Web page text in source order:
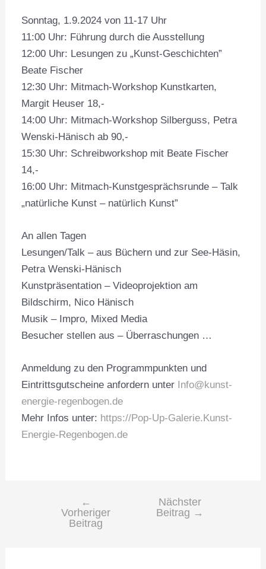
Sonntag, 1.9.2024 von 11-17 Uhr
11:00 Uhr: Führung durch die Ausstellung
12:00 Uhr: Lesungen zu „Kunst-Geschichten”
Beate Fischer
12:30 Uhr: Mitmach-Workshop Kunstkarten,
Margit Heuser 18,-
14:00 Uhr: Mitmach-Workshop Silberguss, Petra
Wenski-Hänisch ab 90,-
15:30 Uhr: Schreibworkshop mit Beate Fischer
14,-
16:00 Uhr: Mitmach-Kunstgesprächsrunde – Talk
„natürliche Kunst – natürlich Kunst”
An allen Tagen
Lesungen/Talk – aus Büchern und zur See-Häsin,
Petra Wenski-Hänisch
Kunstpräsentation – Videoprojektion am
Bildschirm, Nico Hänisch
Musik – Impro, Mixed Media
Besucher stellen aus – Überraschungen …
Anmeldung zu den Programmpunkten und
Eintrittsgutscheine anfordern unter Info@kunst-
energie-regenbogen.de
Mehr Infos unter: https://Pop-Up-Galerie.Kunst-
Energie-Regenbogen.de
←
Vorheriger
Beitrag
Nächster
Beitrag →